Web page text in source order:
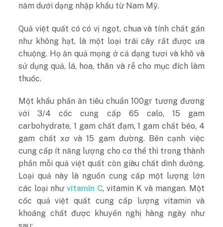
năm dưới dạng nhập khẩu từ Nam Mỹ.
Quả việt quất có có vị ngọt, chua và tính chất gần
như không hạt, là một loại trái cây rất được ưa
chuộng. Họ ăn quả mọng ở cả dạng tươi và khô và
sử dụng quả, lá, hoa, thân và rễ cho mục đích làm
thuốc.
Một khẩu phần ăn tiêu chuẩn 100gr tương đương
với 3/4 cốc cung cấp 65 calo, 15 gam
carbohydrate, 1 gam chất đạm, 1 gam chất béo, 4
gam chất xơ và 15 gam đường. Bên cạnh việc
cung cấp ít năng lượng cho cơ thể thì trong thành
phần mỗi quả việt quất còn giàu chất dinh dưỡng.
Loại quả này là nguồn cung cấp một lượng lớn
các loại nhưvitamin C, vitamin K và mangan. Một
cốc quả việt quất cung cấp lượng vitamin và
khoáng chất được khuyến nghị hàng ngày như